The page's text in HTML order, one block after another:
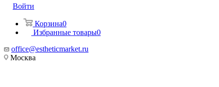
Войти
Корзина0
Избранные товары0
office@estheticmarket.ru
Москва